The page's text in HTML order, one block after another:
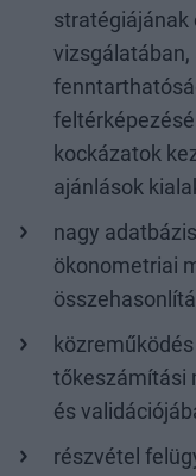
stratégiájának
kockázatok
ajánlások
nagy
ökonometriai
tőkeszámítási
és
részvétel